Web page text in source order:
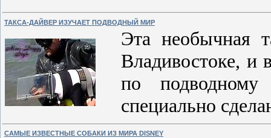
ТАКСА-ДАЙВЕР ИЗУЧАЕТ ПОДВОДНЫЙ МИР
Эта необычная
Владивостоке, и
по подводному
специально
САМЫЕ ИЗВЕСТНЫЕ СОБАКИ ИЗ МИРА DISNEY